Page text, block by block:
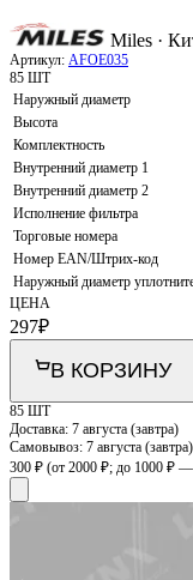
Miles ·
Артикул: AFOE035
85 ШТ
Наружный диаметр
Высота
Комплектность
Внутренний диаметр 1
Внутренний диаметр 2
Исполнение фильтра
Торговые номера
Номер EAN/Штрих-код
Наружный диаметр
ЦЕНА
297₽
В КОРЗИНУ
85 ШТ
Доставка: 7 августа (завтра)
Самовывоз: 7 августа (завтра)
300 ₽ (от 2000 ₽; до 1000 ₽